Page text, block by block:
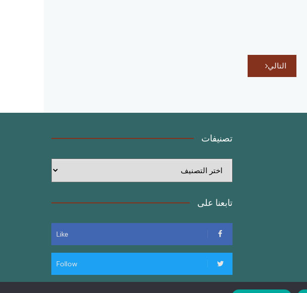
التالي
تصنيفات
تابعنا على
Like
Follow